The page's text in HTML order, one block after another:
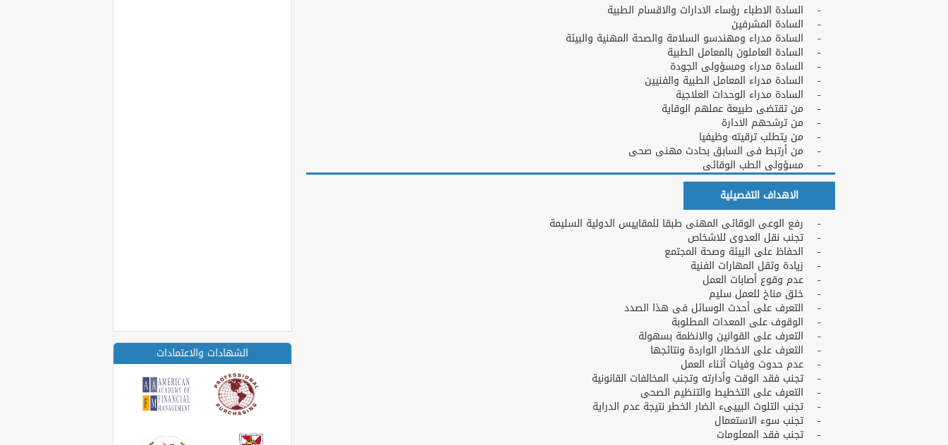
- السادة الاطباء رؤساء الادارات والاقسام الطبية
- السادة المشرفين
- السادة مدراء ومهندسو السلامة والصحة المهنية والبيئة
- السادة العاملون بالمعامل الطبية
- السادة مدراء ومسؤولى الجودة
- السادة مدراء المعامل الطبية والفنيين
- السادة مدراء الوحدات العلاجية
- من تقتضى طبيعة عملهم الوقاية
- من ترشحهم الادارة
- من يتطلب ترقيته وظيفيا
- من أرتبط فى السابق بحادث مهنى صحى
- مسؤولى الطب الوقائى
الاهداف التفصيلية
- رفع الوعى الوقائى المهنى طبقا للمقاييس الدولية السليمة
- تجنب نقل العدوى للاشخاص
- الحفاظ على البيئة وصحة المجتمع
- زيادة وثقل المهارات الفنية
- عدم وقوع أصابات العمل
- خلق مناخ للعمل سليم
- التعرف على أحدث الوسائل فى هذا الصدد
- الوقوف على المعدات المطلوبة
- التعرف على القوانين والانظمة بسهولة
- التعرف على الاخطار الواردة ونتائجها
- عدم حدوث وفيات أثناء العمل
- تجنب فقد الوقت وأدارته وتجنب المخالفات القانونية
- التعرف على التخطيط والتنظيم الصحى
- تجنب التلوث البييىء الضار الخطر نتيجة عدم الدراية
- تجنب سوء الاستعمال
- تجنب فقد المعلومات
الشهادات والاعتمادات